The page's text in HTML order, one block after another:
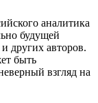
аналитика
будущей
других авторов.
быть
взгляд на